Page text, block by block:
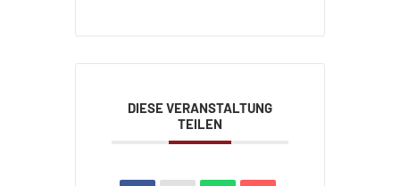
DIESE VERANSTALTUNG
TEILEN